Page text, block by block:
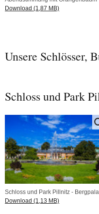
Download (1,87 MB)
Unsere Schlösser,
Schloss und Park
Schloss und Park Pillnitz -
Download (1,13 MB)